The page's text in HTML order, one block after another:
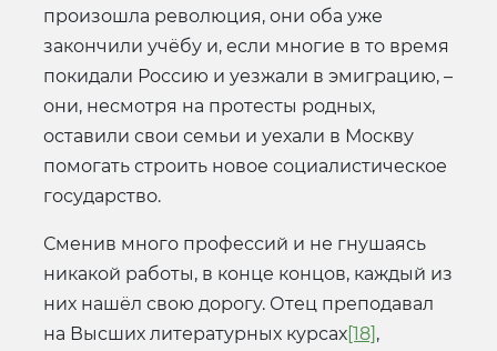
произошла революция, они оба уже
закончили учёбу и, если многие в то время
покидали Россию и уезжали в эмиграцию, –
они, несмотря на протесты родных,
оставили свои семьи и уехали в Москву
помогать строить новое социалистическое
государство.
Сменив много профессий и не гнушаясь
никакой работы, в конце концов, каждый из
них нашёл свою дорогу. Отец преподавал
на Высших литературных курсах[18] ,